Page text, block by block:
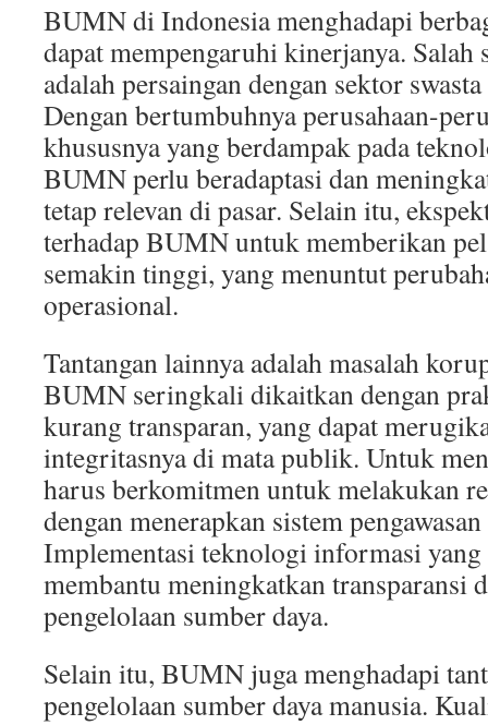
BUMN di Indonesia menghadapi
dapat mempengaruhi kinerjanya. Salah
adalah persaingan dengan sektor
Dengan bertumbuhnya perusahaan-
khususnya yang berdampak pada
BUMN perlu beradaptasi dan
tetap relevan di pasar. Selain itu,
terhadap BUMN untuk memberikan
semakin tinggi, yang menuntut
operasional.
Tantangan lainnya adalah masalah
BUMN seringkali dikaitkan dengan
kurang transparan, yang dapat
integritasnya di mata publik. Untuk
harus berkomitmen untuk melakukan
dengan menerapkan sistem
Implementasi teknologi informasi yang
membantu meningkatkan transparansi
pengelolaan sumber daya.
Selain itu, BUMN juga menghadapi
pengelolaan sumber daya manusia.